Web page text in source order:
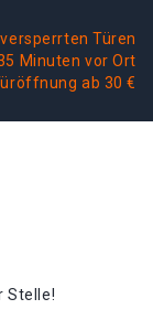
Türen
Minuten vor Ort
ab 30 €
Stelle!